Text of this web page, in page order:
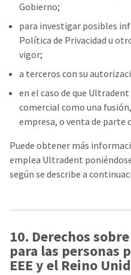
Gobierno;
para investigar posibles
Política de Privacidad u
vigor;
a terceros con su
en el caso de que
comercial como una
empresa, o venta de parte
Puede obtener más
emplea Ultradent
según se describe a
10. Derechos
para las personas
EEE y el Reino